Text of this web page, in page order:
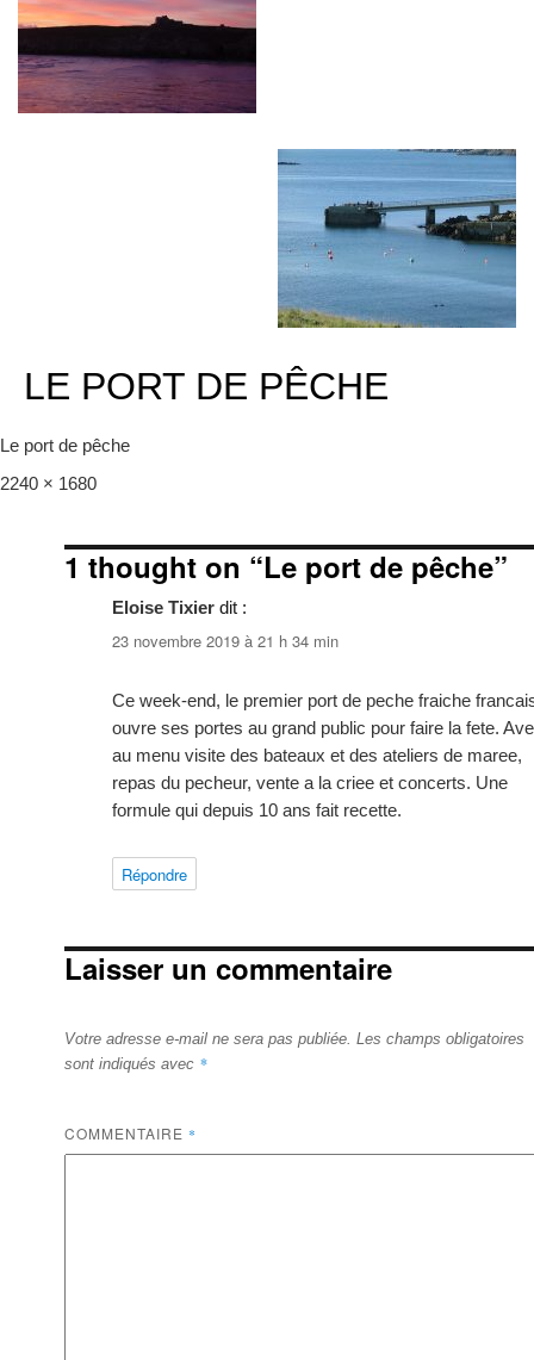
LE PORT DE PÊCHE
Le port de pêche
Full
2240 × 1680
1 thought on “Le port de pêche”
Eloise Tixier dit :
23 novembre 2019 à 21 h 34 min
Ce week-end, le premier port de peche fraiche
ouvre ses portes au grand public pour faire la fete.
au menu visite des bateaux et des ateliers de maree,
repas du pecheur, vente a la criee et concerts. Une
formule qui depuis 10 ans fait recette.
Répondre
Laisser un commentaire
Votre adresse e-mail ne sera pas publiée. Les champs obligatoires
sont indiqués avec *
COMMENTAIRE *